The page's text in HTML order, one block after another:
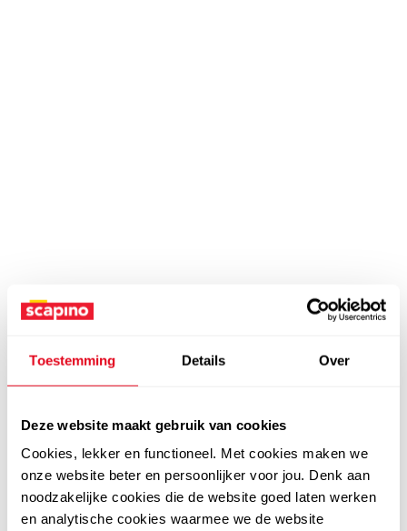
Toestemming Details Over
Deze website maakt gebruik van cookies
Cookies, lekker en functioneel. Met cookies maken we
onze website beter en persoonlijker voor jou. Denk aan
noodzakelijke cookies die de website goed laten werken
en analytische cookies waarmee we de website